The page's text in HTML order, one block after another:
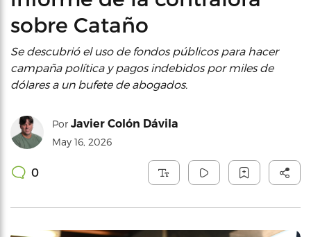
sobre Cataño
Se descubrió el uso de fondos públicos para hacer
campaña política y pagos indebidos por miles de
dólares a un bufete de abogados.
Por Javier Colón Dávila
May 16, 2026
0